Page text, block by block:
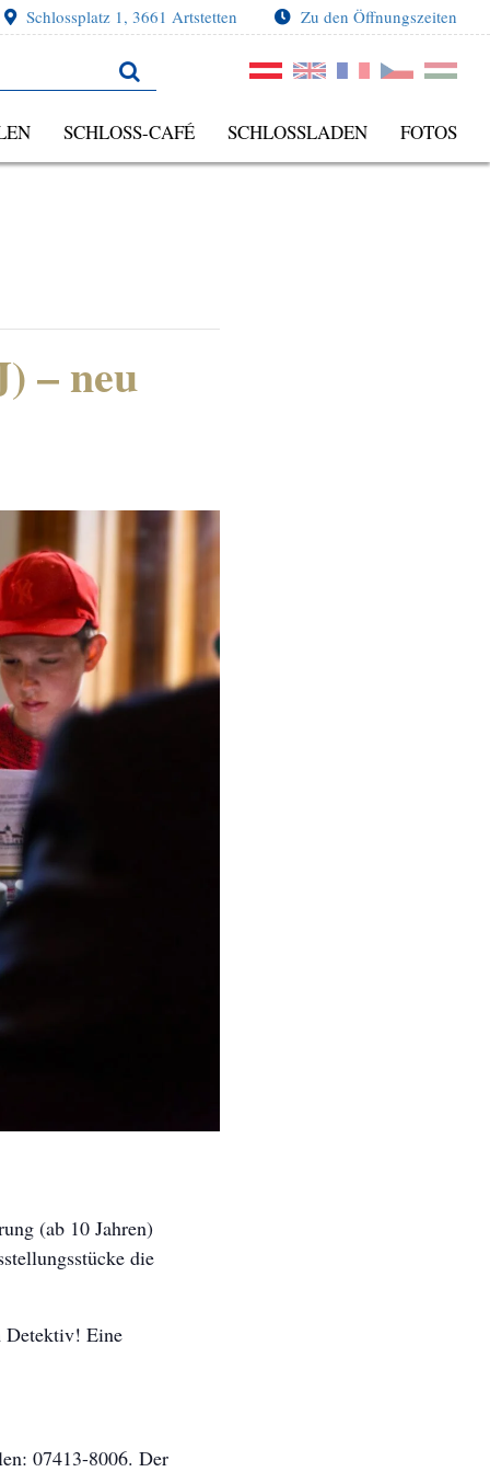
Schlossplatz 1, 3661 Artstetten Zu den Öffnungszeiten
SCHLOSS-CAFÉ SCHLOSSLADEN FOTOS
– neu
(ab 10 Jahren)
die
Detektiv! Eine
07413-8006. Der